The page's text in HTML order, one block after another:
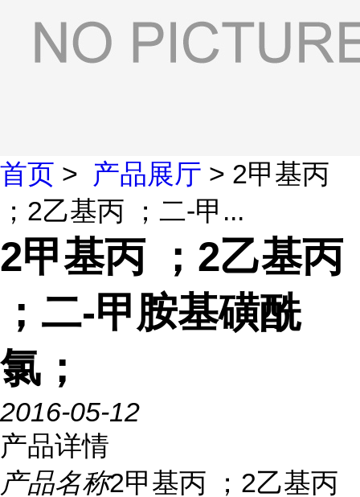
首页 > 产品展厅 > 2甲基丙
；2乙基丙 ；二-甲...
2甲基丙 ；2乙基丙
；二-甲胺基磺酰
氯；
2016-05-12
产品详情
产品名称2甲基丙 ；2乙基丙